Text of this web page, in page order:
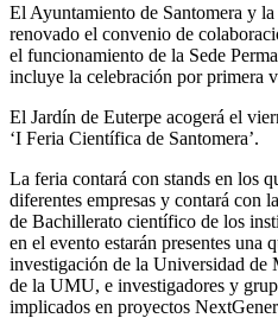
El Ayuntamiento de Santomera y
renovado el convenio de
el funcionamiento de la Sede
incluye la celebración por primera
El Jardín de Euterpe acogerá el
‘I Feria Científica de Santomera’.
La feria contará con stands en los
diferentes empresas y contará con
de Bachillerato científico de los
en el evento estarán presentes una
investigación de la Universidad
de la UMU, e investigadores y
implicados en proyectos